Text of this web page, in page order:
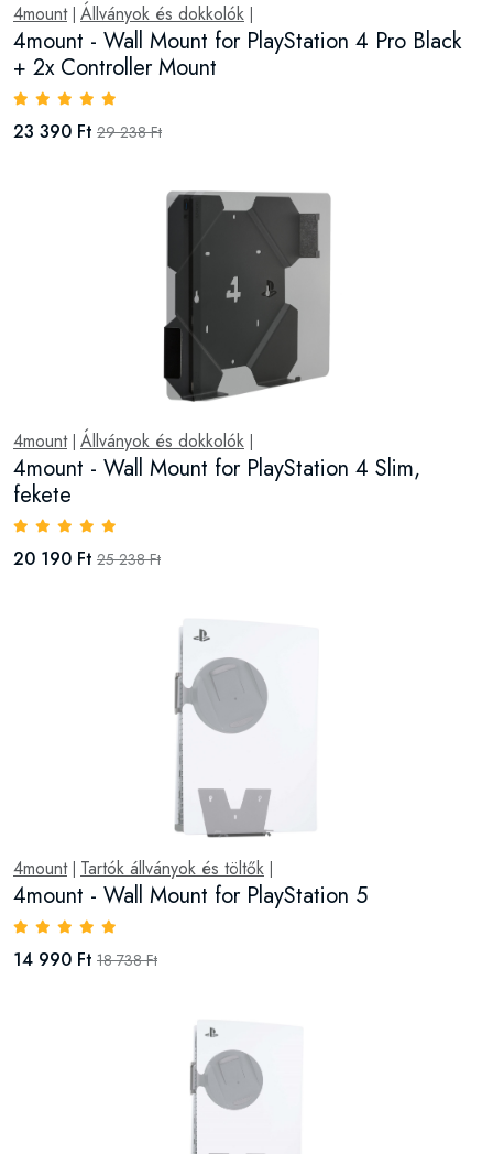
4mount| Állványok és dokkolók
4mount - Wall Mount for PlayStation 4 Pro Black
+ 2x Controller Mount
23 390 Ft 29 238 Ft
4mount| Állványok és dokkolók
4mount - Wall Mount for PlayStation 4 Slim,
fekete
20 190 Ft 25 238 Ft
4mount| Tartók állványok és töltők
4mount - Wall Mount for PlayStation 5
14 990 Ft 18 738 Ft